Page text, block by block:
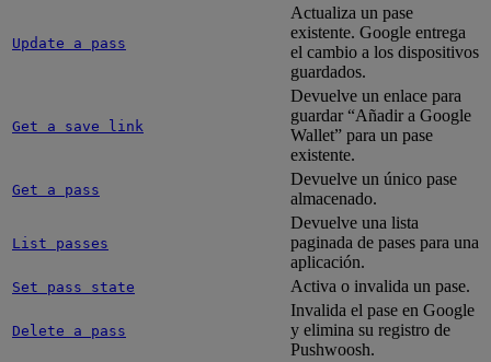
Update a pass
Actualiza un pase
existente. Google entrega
el cambio a los dispositivos
guardados.
Get a save link
Devuelve un enlace para
guardar “Añadir a Google
Wallet” para un pase
existente.
Get a pass
Devuelve un único pase
almacenado.
List passes
Devuelve una lista
paginada de pases para una
aplicación.
Set pass state Activa o invalida un pase.
Delete a pass
Invalida el pase en Google
y elimina su registro de
Pushwoosh.